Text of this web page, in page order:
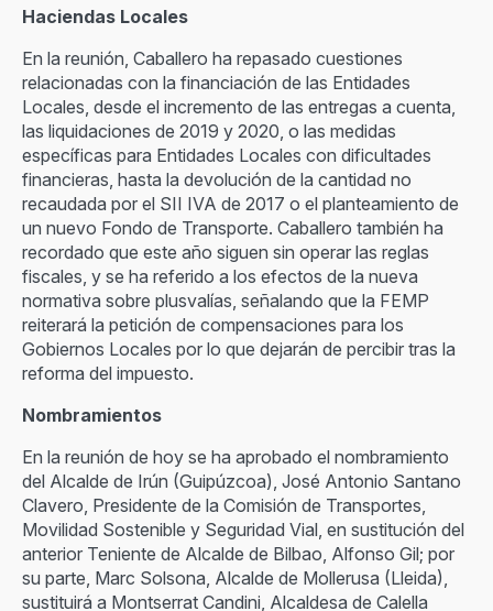
Haciendas Locales
En la reunión, Caballero ha repasado cuestiones
relacionadas con la financiación de las Entidades
Locales, desde el incremento de las entregas a cuenta,
las liquidaciones de 2019 y 2020, o las medidas
específicas para Entidades Locales con dificultades
financieras, hasta la devolución de la cantidad no
recaudada por el SII IVA de 2017 o el planteamiento de
un nuevo Fondo de Transporte. Caballero también ha
recordado que este año siguen sin operar las reglas
fiscales, y se ha referido a los efectos de la nueva
normativa sobre plusvalías, señalando que la FEMP
reiterará la petición de compensaciones para los
Gobiernos Locales por lo que dejarán de percibir tras la
reforma del impuesto.
Nombramientos
En la reunión de hoy se ha aprobado el nombramiento
del Alcalde de Irún (Guipúzcoa), José Antonio Santano
Clavero, Presidente de la Comisión de Transportes,
Movilidad Sostenible y Seguridad Vial, en sustitución del
anterior Teniente de Alcalde de Bilbao, Alfonso Gil; por
su parte, Marc Solsona, Alcalde de Mollerusa (Lleida),
sustituirá a Montserrat Candini, Alcaldesa de Calella